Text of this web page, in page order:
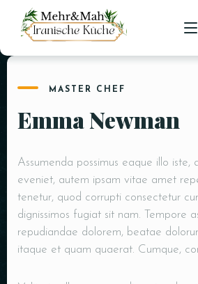
SPEISEKARTE
RESERVIERUNGEN
MASTER CHEF
Emma Newman
Assumenda possimus eaque illo iste,
eveniet, autem ipsam vitae amet
tenetur, quod corrupti consectetur
dignissimos fugiat sit nam. Tempore
repudiandae dolorem, beatae
itaque et quam quaerat. Cumque,